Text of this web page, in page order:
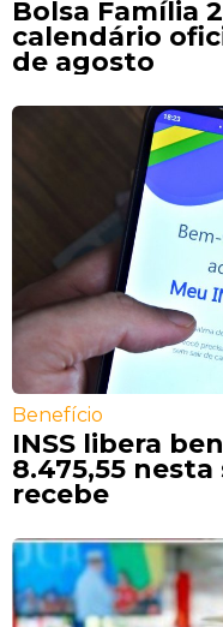
Bolsa Família
calendário
de agosto
Benefício
INSS libera
8.475,55
recebe